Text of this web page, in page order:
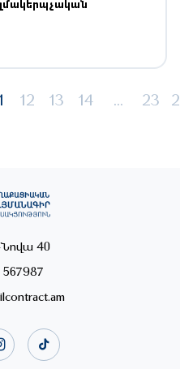
12 13 14 ... 23
40
567987